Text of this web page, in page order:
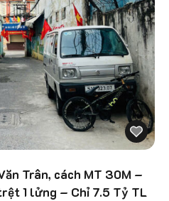
Trân, cách MT 30M –
1 lửng – Chỉ 7.5 Tỷ TL